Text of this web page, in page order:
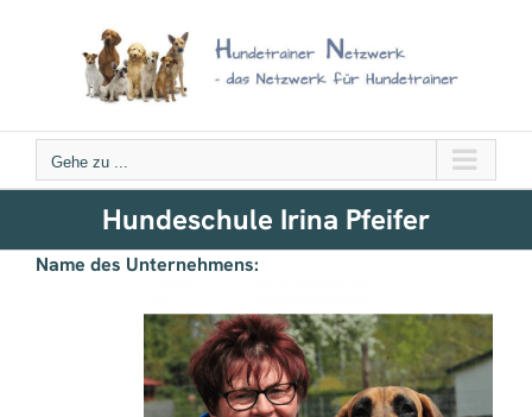
Gehe zu ...
Hundeschule Irina Pfeifer
Name des Unternehmens: